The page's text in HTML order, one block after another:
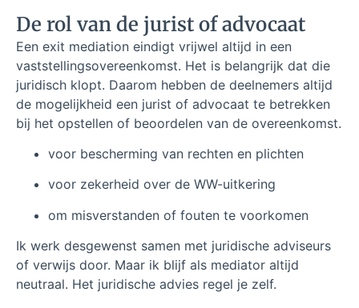
De rol van de jurist of advocaat
Een exit mediation eindigt vrijwel altijd in een
vaststellingsovereenkomst. Het is belangrijk dat die
juridisch klopt. Daarom hebben de deelnemers altijd
de mogelijkheid een jurist of advocaat te betrekken
bij het opstellen of beoordelen van de overeenkomst.
voor bescherming van rechten en plichten
voor zekerheid over de WW-uitkering
om misverstanden of fouten te voorkomen
Ik werk desgewenst samen met juridische adviseurs
of verwijs door. Maar ik blijf als mediator altijd
neutraal. Het juridische advies regel je zelf.